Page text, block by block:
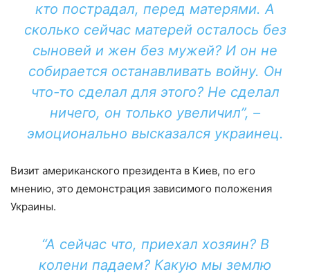
кто пострадал, перед матерями. А
сколько сейчас матерей осталось без
сыновей и жен без мужей? И он не
собирается останавливать войну. Он
что-то сделал для этого? Не сделал
ничего, он только увеличил”, –
эмоционально высказался украинец.
Визит американского президента в Киев, по его
мнению, это демонстрация зависимого положения
Украины.
“А сейчас что, приехал хозяин? В
колени падаем? Какую мы землю